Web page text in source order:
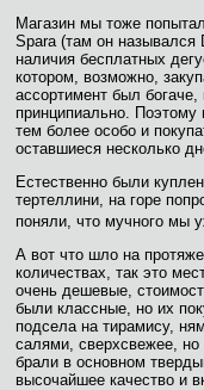
Магазин мы тоже
Sparа (там он назывался
наличия бесплатных
котором, возможно,
ассортимент был
принципиально. Поэтому
тем более особо и
оставшиеся несколько
Естественно были
тертеллини, на горе
поняли, что мучного мы
А вот что шло на
количествах, так это
очень дешевые,
были классные, но их
подсела на тирамису,
салями, сверхсвежее,
брали в основном
высочайшее качество и